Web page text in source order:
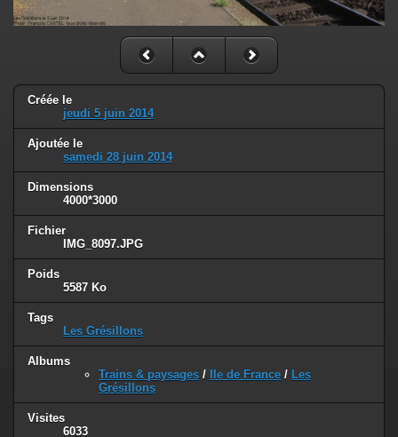
Créée le
jeudi 5 juin 2014
Ajoutée le
samedi 28 juin 2014
Dimensions
4000*3000
Fichier
IMG_8097.JPG
Poids
5587 Ko
Tags
Les Grésillons
Albums
Trains & paysages / Ile de France / Les
Grésillons
Visites
6033